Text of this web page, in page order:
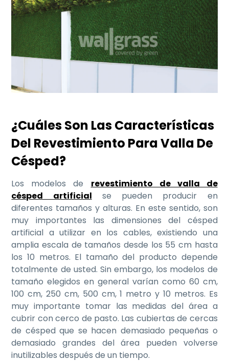
¿Cuáles Son Las Características
Del Revestimiento Para Valla De
Césped?
Los modelos de revestimiento de valla de
césped artificial se pueden producir en
diferentes tamaños y alturas. En este sentido, son
muy importantes las dimensiones del césped
artificial a utilizar en los cables, existiendo una
amplia escala de tamaños desde los 55 cm hasta
los 10 metros. El tamaño del producto depende
totalmente de usted. Sin embargo, los modelos de
tamaño elegidos en general varían como 60 cm,
100 cm, 250 cm, 500 cm, 1 metro y 10 metros. Es
muy importante tomar las medidas del área a
cubrir con cerco de pasto. Las cubiertas de cercas
de césped que se hacen demasiado pequeñas o
demasiado grandes del área pueden volverse
inutilizables después de un tiempo.